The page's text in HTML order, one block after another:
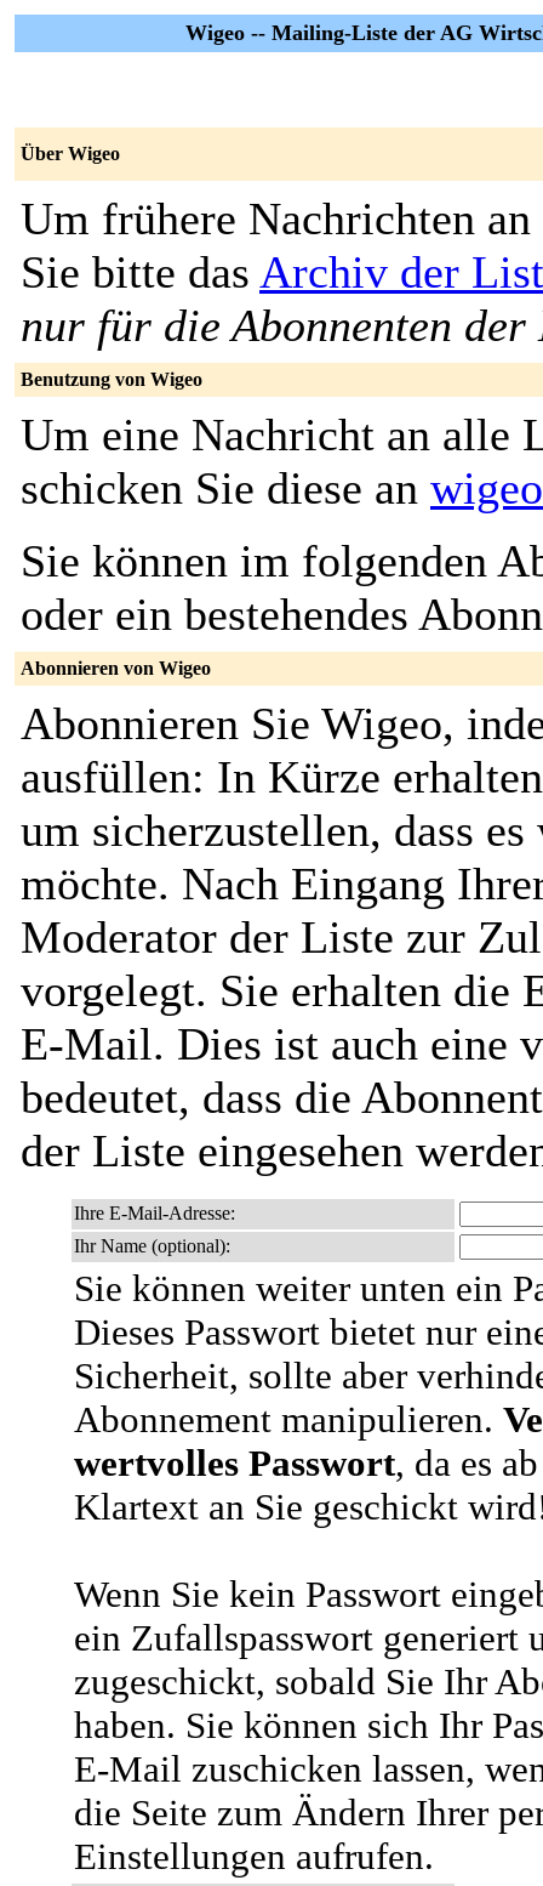
Wigeo -- Mailing-Liste der AG
Über Wigeo
Um frühere Nachrichten an
Sie bitte das Archiv der
nur für die Abonnenten
Benutzung von Wigeo
Um eine Nachricht an alle
schicken Sie diese an
Sie können im folgenden
oder ein bestehendes
Abonnieren von Wigeo
Abonnieren Sie Wigeo,
ausfüllen: In Kürze
um sicherzustellen, dass
möchte. Nach Eingang
Moderator der Liste zur
vorgelegt. Sie erhalten die
E-Mail. Dies ist auch eine
bedeutet, dass die
der Liste eingesehen
Ihre E-Mail-Adresse:
Ihr Name (optional):
Sie können weiter unten ein
Dieses Passwort bietet nur
Sicherheit, sollte aber
Abonnement manipulieren.
wertvolles Passwort, da es
Klartext an Sie geschickt
Wenn Sie kein Passwort
ein Zufallspasswort generiert
zugeschickt, sobald Sie Ihr
haben. Sie können sich Ihr
E-Mail zuschicken lassen,
die Seite zum Ändern Ihrer
Einstellungen aufrufen.